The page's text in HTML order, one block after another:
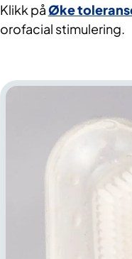
Klikk påØke
orofacial stimulering.